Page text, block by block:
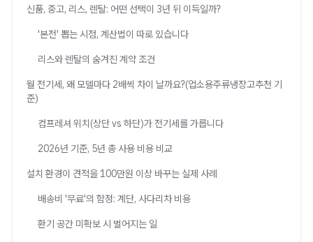
신품, 중고, 리스, 렌탈: 어떤 선택이 3년 뒤 이득일까?
'본전' 뽑는 시점, 계산법이 따로 있습니다
리스와 렌탈의 숨겨진 계약 조건
월 전기세, 왜 모델마다 2배씩 차이 날까요?(업소용주류냉장고추천 기
준)
컴프레셔 위치(상단 vs 하단)가 전기세를 가릅니다
2026년 기준, 5년 총 사용 비용 비교
설치 환경이 견적을 100만원 이상 바꾸는 실제 사례
배송비 '무료'의 함정: 계단, 사다리차 비용
환기 공간 미확보 시 벌어지는 일